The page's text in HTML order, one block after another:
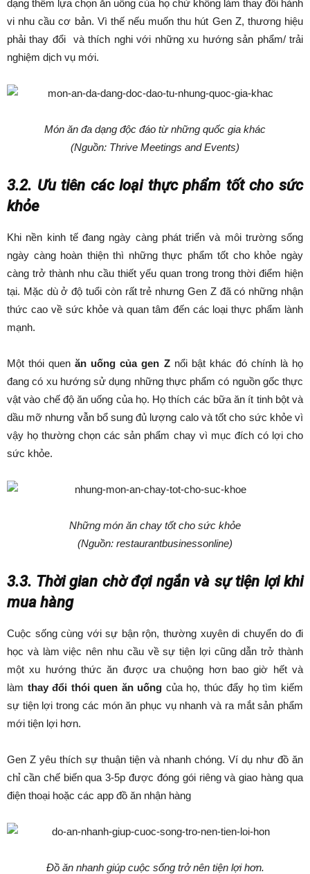
dạng thêm lựa chọn ăn uống của họ chứ không làm thay đổi hành
vi nhu cầu cơ bản. Vì thế nếu muốn thu hút Gen Z, thương hiệu
phải thay đổi và thích nghi với những xu hướng sản phẩm/ trải
nghiệm dịch vụ mới.
Món ăn đa dạng độc đáo từ những quốc gia khác
(Nguồn: Thrive Meetings and Events)
3.2. Ưu tiên các loại thực phẩm tốt cho sức
khỏe
Khi nền kinh tế đang ngày càng phát triển và môi trường sống
ngày càng hoàn thiện thì những thực phẩm tốt cho khỏe ngày
càng trở thành nhu cầu thiết yếu quan trong trong thời điểm hiện
tại. Mặc dù ở độ tuổi còn rất trẻ nhưng Gen Z đã có những nhận
thức cao về sức khỏe và quan tâm đến các loại thực phẩm lành
mạnh.
Một thói quen ăn uống của gen Znổi bật khác đó chính là họ
đang có xu hướng sử dụng những thực phẩm có nguồn gốc thực
vật vào chế độ ăn uống của họ. Họ thích các bữa ăn ít tinh bột và
dầu mỡ nhưng vẫn bổ sung đủ lượng calo và tốt cho sức khỏe vì
vậy họ thường chọn các sản phẩm chay vì mục đích có lợi cho
sức khỏe.
Những món ăn chay tốt cho sức khỏe
(Nguồn: restaurantbusinessonline)
3.3. Thời gian chờ đợi ngắn và sự tiện lợi khi
mua hàng
Cuộc sống cùng với sự bận rộn, thường xuyên di chuyển do đi
học và làm việc nên nhu cầu về sự tiện lợi cũng dẫn trở thành
một xu hướng thức ăn được ưa chuộng hơn bao giờ hết và
làm thay đổi thói quen ăn uống của họ, thúc đẩy họ tìm kiếm
sự tiện lợi trong các món ăn phục vụ nhanh và ra mắt sản phẩm
mới tiện lợi hơn.
Gen Z yêu thích sự thuận tiện và nhanh chóng. Ví dụ như đồ ăn
chỉ cần chế biến qua 3-5p được đóng gói riêng và giao hàng qua
điện thoại hoặc các app đồ ăn nhận hàng
Đồ ăn nhanh giúp cuộc sống trở nên tiện lợi hơn.